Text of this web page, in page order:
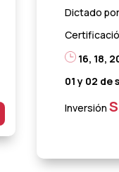
Dictado por
16, 18,
01 y 02
Inversión